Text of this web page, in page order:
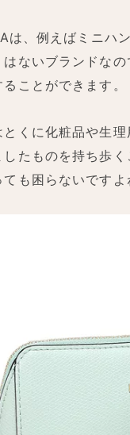
は、例えばミニハ
はないブランドな
ことができます。
とくに化粧品や生
したものを持ち歩
も困らないですよ